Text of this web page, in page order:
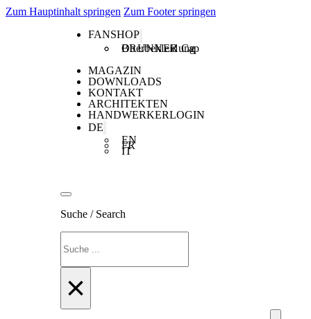
Zum Hauptinhalt springen Zum Footer springen
FANSHOP
Oberbekleidung
BRUNNER Cap
MAGAZIN
DOWNLOADS
KONTAKT
ARCHITEKTEN
HANDWERKERLOGIN
DE
EN
FR
IT
Suche / Search
×